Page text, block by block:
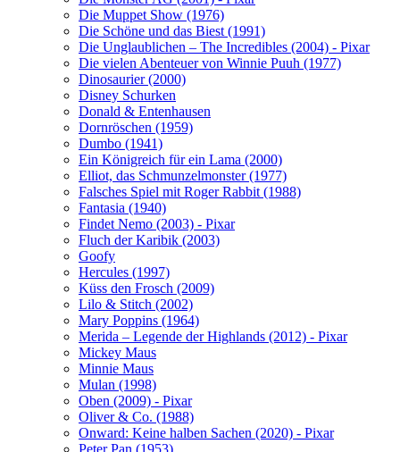
Die Muppet Show (1976)
Die Schöne und das Biest (1991)
Die Unglaublichen – The Incredibles (2004) - Pixar
Die vielen Abenteuer von Winnie Puuh (1977)
Dinosaurier (2000)
Disney Schurken
Donald & Entenhausen
Dornröschen (1959)
Dumbo (1941)
Ein Königreich für ein Lama (2000)
Elliot, das Schmunzelmonster (1977)
Falsches Spiel mit Roger Rabbit (1988)
Fantasia (1940)
Findet Nemo (2003) - Pixar
Fluch der Karibik (2003)
Goofy
Hercules (1997)
Küss den Frosch (2009)
Lilo & Stitch (2002)
Mary Poppins (1964)
Merida – Legende der Highlands (2012) - Pixar
Mickey Maus
Minnie Maus
Mulan (1998)
Oben (2009) - Pixar
Oliver & Co. (1988)
Onward: Keine halben Sachen (2020) - Pixar
Peter Pan (1953)